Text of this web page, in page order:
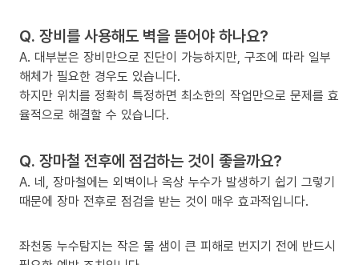
Q. 장비를 사용해도 벽을 뜯어야 하나요?
A. 대부분은 장비만으로 진단이 가능하지만, 구조에 따라 일부
해체가 필요한 경우도 있습니다.
하지만 위치를 정확히 특정하면 최소한의 작업만으로 문제를 효
율적으로 해결할 수 있습니다.
Q. 장마철 전후에 점검하는 것이 좋을까요?
A. 네, 장마철에는 외벽이나 옥상 누수가 발생하기 쉽기 그렇기
때문에 장마 전후로 점검을 받는 것이 매우 효과적입니다.
좌천동 누수탐지는 작은 물 샘이 큰 피해로 번지기 전에 반드시